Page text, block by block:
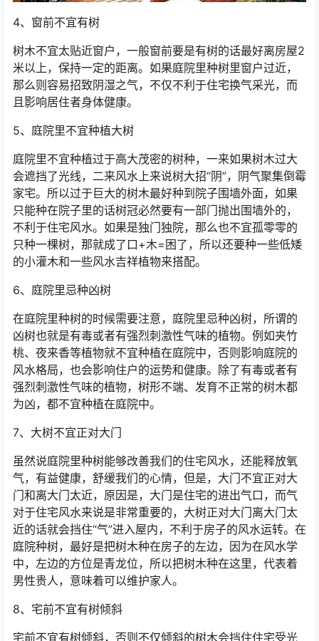
4、窗前不宜有树
树木不宜太贴近窗户，一般窗前要是有树的话最好离房屋2
米以上，保持一定的距离。如果庭院里种树里窗户过近，
那么则容易招致阴湿之气，不仅不利于住宅换气采光，而
且影响居住者身体健康。
5、庭院里不宜种植大树
庭院里不宜种植过于高大茂密的树种，一来如果树木过大
会遮挡了光线，二来风水上来说树大招“阴”，阴气聚集倒霉
家宅。所以过于巨大的树木最好种到院子围墙外面，如果
只能种在院子里的话树冠必然要有一部门抛出围墙外的，
不利于住宅风水。如果是独门独院，那么也不宜孤零零的
只种一棵树，那就成了口+木=困了，所以还要种一些低矮
的小灌木和一些风水吉祥植物来搭配。
6、庭院里忌种凶树
在庭院里种树的时候需要注意，庭院里忌种凶树，所谓的
凶树也就是有毒或者有强烈刺激性气味的植物。例如夹竹
桃、夜来香等植物就不宜种植在庭院中，否则影响庭院的
风水格局，也会影响住户的运势和健康。除了有毒或者有
强烈刺激性气味的植物，树形不端、发育不正常的树木都
为凶，都不宜种植在庭院中。
7、大树不宜正对大门
虽然说庭院里种树能够改善我们的住宅风水，还能释放氧
气，有益健康，舒缓我们的心情，但是，大门不宜正对大
门和离大门太近，原因是，大门是住宅的进出气口，而气
对于住宅风水来说是非常重要的，大树正对大门离大门太
近的话就会挡住“气”进入屋内，不利于房子的风水运转。在
庭院种树，最好是把树木种在房子的左边，因为在风水学
中，左边的方位是青龙位，所以把树木种在这里，代表着
男性贵人，意味着可以维护家人。
8、宅前不宜有树倾斜
宅前不宜有树倾斜，否则不仅倾斜的树木会挡住住宅受光